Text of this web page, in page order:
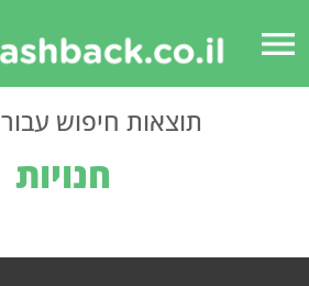
menu
תוצאות חיפוש עבור
חנויות